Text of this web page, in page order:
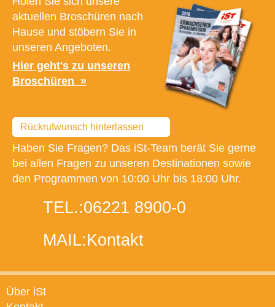
aktuellen Broschüren nach
Hause und stöbern Sie in
unseren Angeboten.
Hier geht's zu unseren
Broschüren
Rückrufwunsch hinterlassen
Haben Sie Fragen? Das iSt-Team berät Sie gerne
bei allen Fragen zu unseren Destinationen sowie
den Programmen von 10:00 Uhr bis 18:00 Uhr.
TEL.:06221 8900-0
MAIL:Kontakt
Über iSt